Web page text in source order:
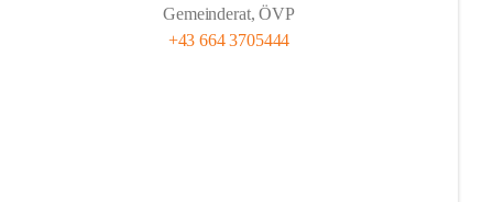
Gemeinderat, ÖVP
+43 664 3705444